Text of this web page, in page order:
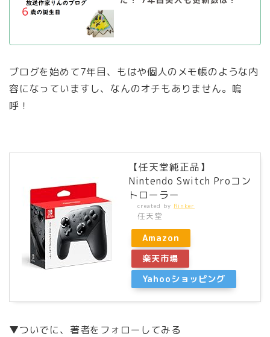
ブログを始めて7年目、もはや個人のメモ帳のような内
容になっていますし、なんのオチもありません。嗚
呼！
【任天堂純正品】
Nintendo Switch Proコン
トローラー
created by Rinker
任天堂
Amazon
楽天市場
Yahooショッピング
▼ついでに、著者をフォローしてみる